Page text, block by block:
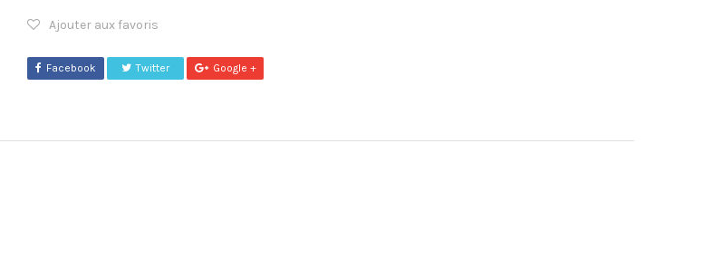
Ajouter aux favoris
Facebook Twitter Google +